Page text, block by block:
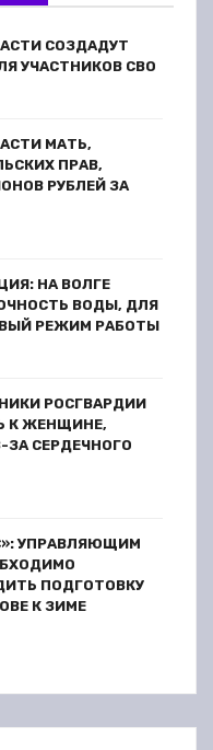
СОЗДАДУТ
УЧАСТНИКОВ СВО
МАТЬ,
ПРАВ,
РУБЛЕЙ ЗА
НА ВОЛГЕ
ВОДЫ, ДЛЯ
РЕЖИМ РАБОТЫ
РОСГВАРДИИ
К ЖЕНЩИНЕ,
СЕРДЕЧНОГО
УПРАВЛЯЮЩИМ
ПОДГОТОВКУ
К ЗИМЕ